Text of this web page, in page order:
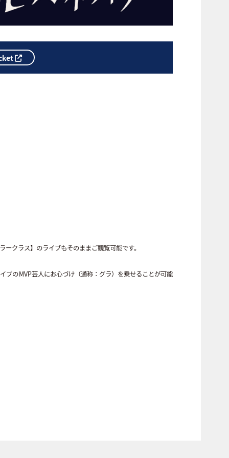
クラス】のライブもそのままご観覧可能です。
ブのMVP芸人にお心づけ（通称：グラ）を乗せることが可能